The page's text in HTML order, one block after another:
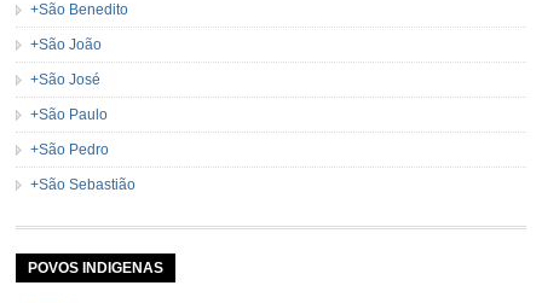
+São Benedito
+São João
+São José
+São Paulo
+São Pedro
+São Sebastião
POVOS INDIGENAS